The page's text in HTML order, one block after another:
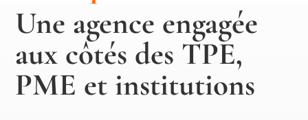
Une agence engagée
aux côtés des TPE,
PME et institutions